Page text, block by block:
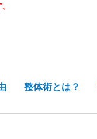
整体術とは？